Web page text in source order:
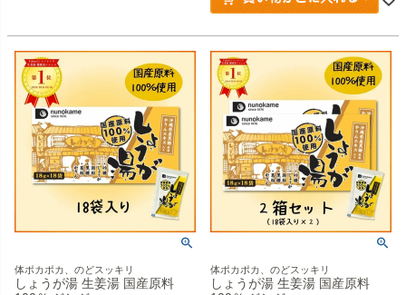
体ポカポカ、のどスッキリ
しょうが湯 生姜湯 国産原料
体ポカポカ、のどスッキリ
しょうが湯 生姜湯 国産原料